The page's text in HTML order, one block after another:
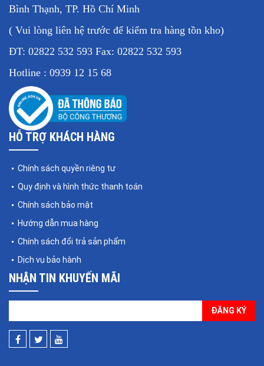
Bình Thạnh, TP. Hồ Chí Minh
( Vui lòng liên hệ trước để kiểm tra hàng tồn kho)
ĐT: 02822 532 593 Fax: 02822 532 593
Hotline : 0939 12 15 68
HỖ TRỢ KHÁCH HÀNG
Chính sách quyền riêng tư
Quy định và hình thức thanh toán
Chính sách bảo mật
Hướng dẫn mua hàng
Chính sách đổi trả sản phẩm
Dịch vụ bảo hành
NHẬN TIN KHUYẾN MÃI
ĐĂNG KÝ